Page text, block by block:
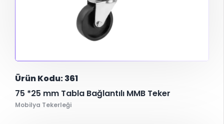
Ürün Kodu: 361
75 *25 mm Tabla Bağlantılı MMB Teker
Mobilya Tekerleği